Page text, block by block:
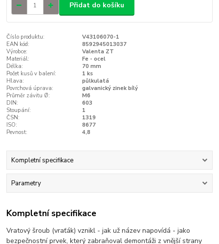
Přidat do košíku
Číslo produktu:
V43106070-1
EAN kód:
8592945013037
Výrobce:
Valenta ZT
Materiál:
Fe - ocel
Délka:
70 mm
Počet kusů v balení:
1 ks
Hlava:
půlkulatá
Povrchová úprava:
galvanický zinek bílý
Průměr závitu Ø:
M6
DIN:
603
Stoupání:
1
ČSN:
1319
ISO:
8677
Pevnost:
4,8
Kompletní specifikace
Parametry
Kompletní specifikace
Vratový šroub (vraťák) vznikl - jak už název napovídá - jako
bezpečnostní prvek, který zabraňoval demontáži z vnější strany